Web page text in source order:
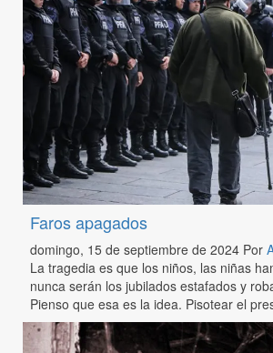
Faros apagados
domingo, 15 de septiembre de 2024 Por
La tragedia es que los niños, las niñas
nunca serán los jubilados estafados y
Pienso que esa es la idea. Pisotear el